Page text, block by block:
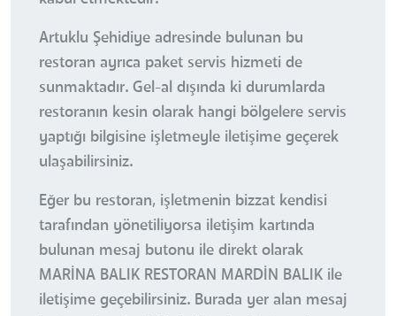
Artuklu Şehidiye adresinde bulunan bu
restoran ayrıca paket servis hizmeti de
sunmaktadır. Gel-al dışında ki durumlarda
restoranın kesin olarak hangi bölgelere servis
yaptığı bilgisine işletmeyle iletişime geçerek
ulaşabilirsiniz.
Eğer bu restoran, işletmenin bizzat kendisi
tarafından yönetiliyorsa iletişim kartında
bulunan mesaj butonu ile direkt olarak
MARİNA BALIK RESTORAN MARDİN BALIK ile
iletişime geçebilirsiniz. Burada yer alan mesaj